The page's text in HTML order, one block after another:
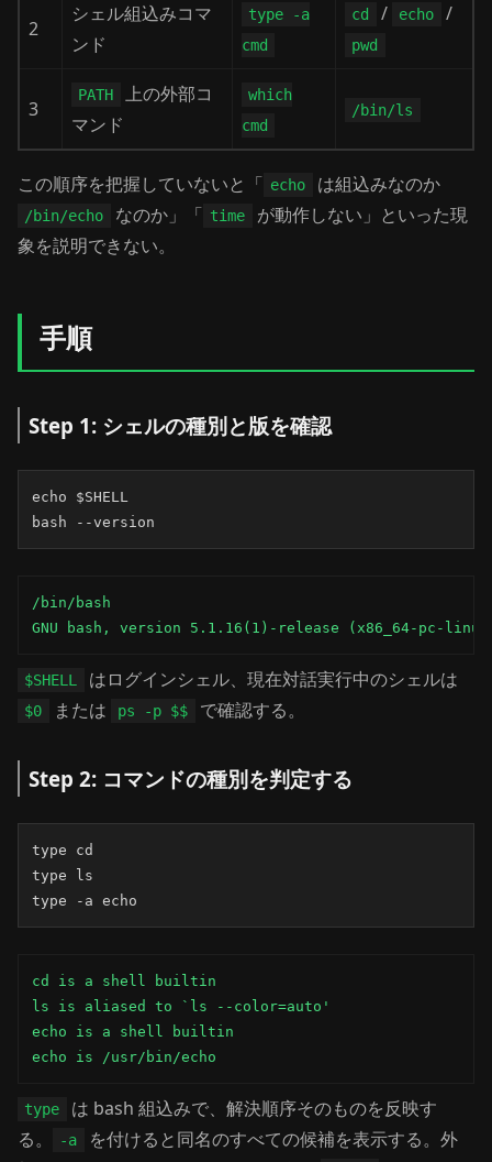
2
シェル組込みコマ
ンド
type -a
cmd
cd / echo /
pwd
3
PATH
上の外部コ
マンド
which
cmd
/bin/ls
この順序を把握していないと「 echo は組込みなのか
/bin/echo なのか」「 time
が動作しない」といった現
象を説明できない。
手順
Step 1: シェルの種別と版を確認
echo $SHELL
bash --version
/bin/bash
GNU bash, version 5.1.16(1)-release (x86_64-pc-
$SHELL はログインシェル、現在対話実行中のシェルは
$0 または ps -p $$ で確認する。
Step 2: コマンドの種別を判定する
type cd
type ls
type -a echo
cd is a shell builtin
ls is aliased to `ls --color=auto'
echo is a shell builtin
echo is /usr/bin/echo
type
は bash 組込みで、解決順序そのものを反映す
る。
-a
を付けると同名のすべての候補を表示する。外